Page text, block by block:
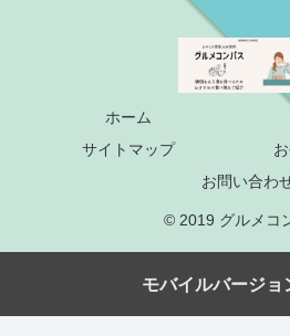
ホーム
サイトマップ
お問い合わ
© 2019 グルメコ
モバイルバージョ